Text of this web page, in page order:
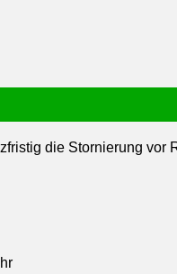
die Stornierung